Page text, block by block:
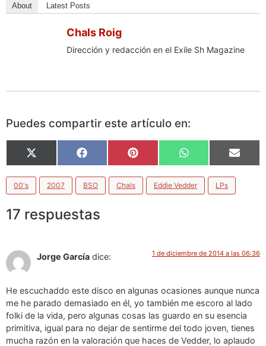
About Latest Posts
Chals Roig
Dirección y redacción en el Exile Sh Magazine
Puedes compartir este artículo en:
X
(Twitter)
Facebook Pinterest WhatsApp Email
00's 2007 BSO Chals Eddie Vedder LPs
17 respuestas
Jorge García dice: 1 de diciembre de 2014 a las 06:36
He escuchaddo este disco en algunas ocasiones aunque nunca
me he parado demasiado en él, yo también me escoro al lado
folki de la vida, pero algunas cosas las guardo en su esencia
primitiva, igual para no dejar de sentirme del todo joven, tienes
mucha razón en la valoración que haces de Vedder, lo aplaudo